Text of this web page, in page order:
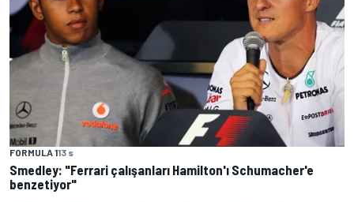
FORMULA 113 s
Smedley: "Ferrari çalışanları Hamilton'ı Schumacher'e
benzetiyor"